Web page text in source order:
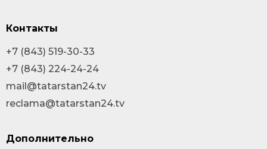
Контакты
+7 (843) 519-30-33
+7 (843) 224-24-24
mail@tatarstan24.tv
reclama@tatarstan24.tv
Дополнительно